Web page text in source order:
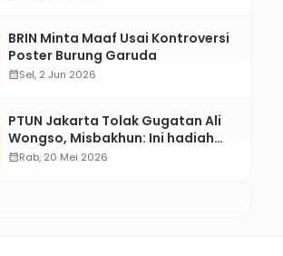
BRIN Minta Maaf Usai Kontroversi
Poster Burung Garuda
calendar_monthSel, 2 Jun 2026
PTUN Jakarta Tolak Gugatan Ali
Wongso, Misbakhun: Ini hadiah
Ulang Tahun Ke-66 SOKSI
calendar_monthRab, 20 Mei 2026